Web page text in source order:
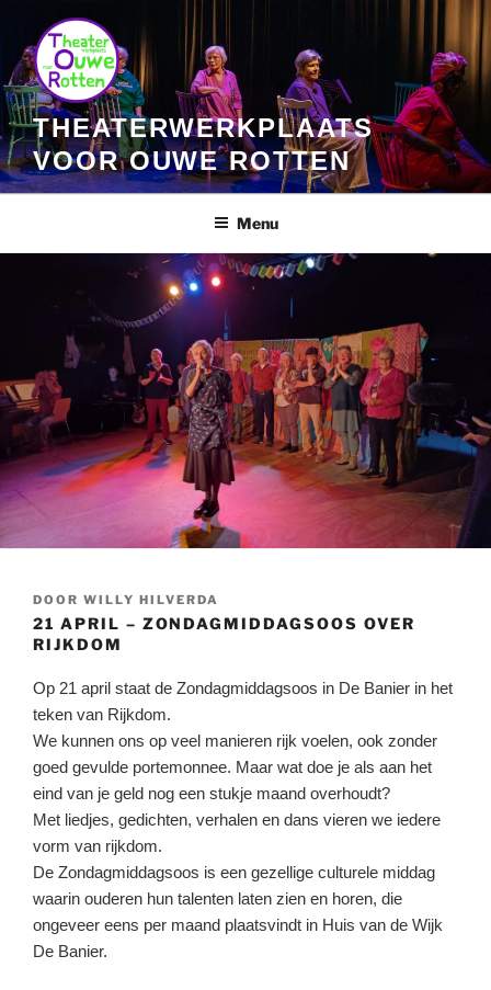
de
inhoud
THEATERWERKPLAATS
VOOR OUWE ROTTEN
Menu
GEPLAATST
OP
DOOR WILLY HILVERDA
21 APRIL – ZONDAGMIDDAGSOOS OVER
RIJKDOM
Op 21 april staat de Zondagmiddagsoos in De Banier in het
teken van Rijkdom.
We kunnen ons op veel manieren rijk voelen, ook zonder
goed gevulde portemonnee. Maar wat doe je als aan het
eind van je geld nog een stukje maand overhoudt?
Met liedjes, gedichten, verhalen en dans vieren we iedere
vorm van rijkdom.
De Zondagmiddagsoos is een gezellige culturele middag
waarin ouderen hun talenten laten zien en horen, die
ongeveer eens per maand plaatsvindt in Huis van de Wijk
De Banier.